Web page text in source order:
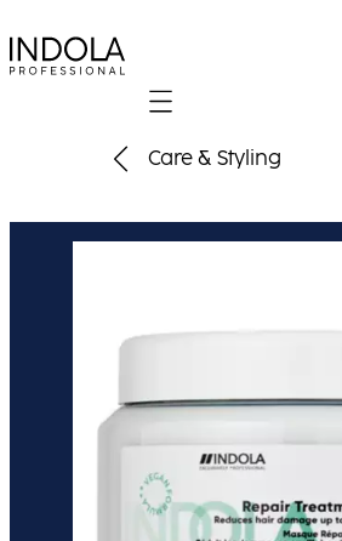
Mobile navigation
Care & Styling